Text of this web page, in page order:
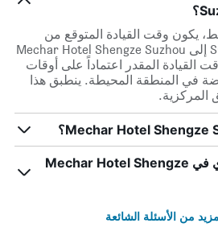
76.5 كم فقط، يكون وقت القيادة المتوقع من
أقرب مطار مطار Suzhou إلى Mechar Hotel Shengze Suzhou
وقت القيادة المقدر اعتماداً على أوقات
في المنطقة المحيطة. ينطبق هذا
هل تتوفر خدمة الواي فاي في Mechar Hotel Shengze
من الأسئلة الشائعة